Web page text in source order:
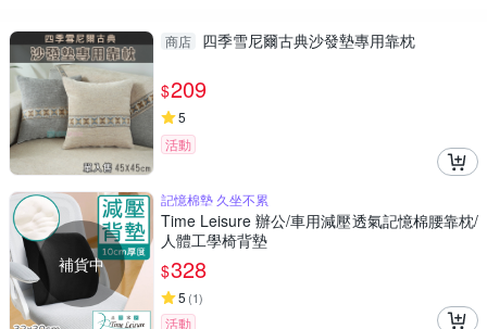
商店 四季雪尼爾古典沙發墊專用靠枕
$209
5
活動
補貨中
記憶棉墊 久坐不累
Time Leisure 辦公/車用減壓透氣記憶棉腰靠枕/
人體工學椅背墊
$328
5 (1)
活動